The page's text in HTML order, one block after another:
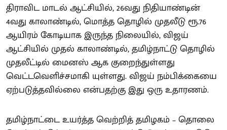
திராவிட மாடல் ஆட்சியில், 26வது நிதியாண்டின்
4வது காலாண்டில், மொத்த தொழில் முதலீடு ரூ.76
ஆயிரம் கோடியாக இருந்த நிலையில், விஜய்
ஆட்சியில் முதல் காலாண்டில், தமிழ்நாட்டு தொழில்
முதலீட்டில் மைனஸ் ஆக குறைந்துள்ளது
வெட்டவெளிச்சமாகி யுள்ளது. விஜய் நம்பிக்கையை
ஏற்படுத்தவில்லை என்பதற்கு இது ஒரு உதாரணம்.
தமிழ்நாட்டை உயர்த்த வெற்றித் தமிழகம் – தொலை